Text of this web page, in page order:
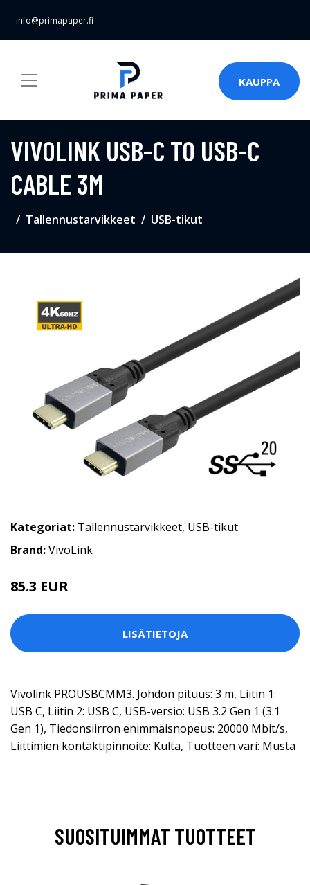
info@primapaper.fi
KAUPPA
VIVOLINK USB-C TO USB-C
CABLE 3M
Tallennustarvikkeet USB-tikut
Kategoriat: Tallennustarvikkeet, USB-tikut
Brand:VivoLink
85.3 EUR
LISÄTIETOJA
Vivolink PROUSBCMM3. Johdon pituus: 3 m, Liitin 1:
USB C, Liitin 2: USB C, USB-versio: USB 3.2 Gen 1 (3.1
Gen 1), Tiedonsiirron enimmäisnopeus: 20000 Mbit/s,
Liittimien kontaktipinnoite: Kulta, Tuotteen väri: Musta
SUOSITUIMMAT TUOTTEET